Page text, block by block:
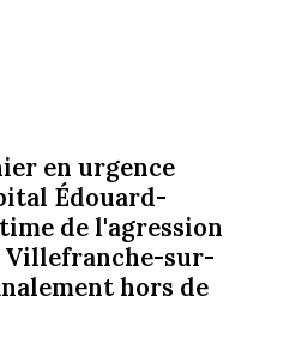
en urgence
Édouard-
de l'agression
Villefranche-sur-
hors de